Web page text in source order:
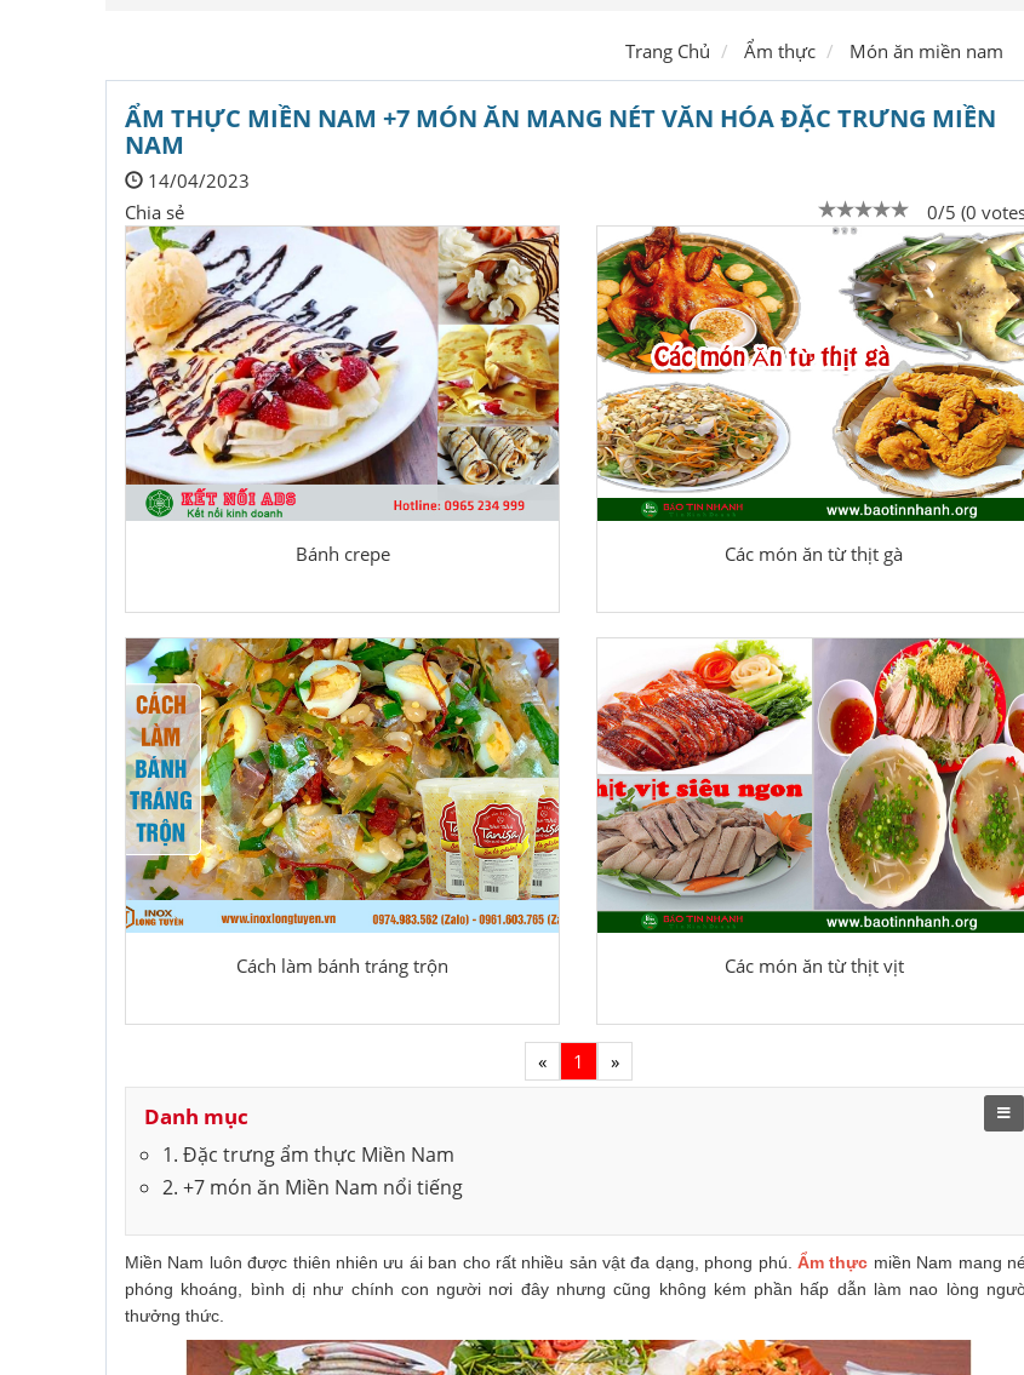
Trang Chủ Ẩm thực Món ăn miền nam
ẨM THỰC MIỀN NAM +7 MÓN ĂN MANG NÉT VĂN HÓA ĐẶC TRƯNG MIỀN
NAM
14/04/2023
0/5 (0
Chia sẻ
Bánh crepe Các món ăn từ thịt gà
Cách làm bánh tráng trộn Các món ăn từ thịt vịt
« 1 »
Danh mục
1. Đặc trưng ẩm thực Miền Nam
2. +7 món ăn Miền Nam nổi tiếng
Miền Nam luôn được thiên nhiên ưu ái ban cho rất nhiều sản vật đa dạng, phong phú.Ẩm thực miền Nam mang
phóng khoáng, bình dị như chính con người nơi đây nhưng cũng không kém phần hấp dẫn làm nao lòng
thưởng thức.